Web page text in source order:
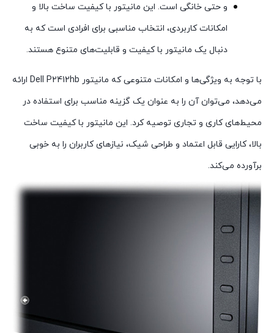
و حتی خانگی است. این مانیتور با کیفیت ساخت بالا و
امکانات کاربردی، انتخاب مناسبی برای افرادی است که به
دنبال یک مانیتور با کیفیت و قابلیت‌های متنوع هستند.
با توجه به ویژگی‌ها و امکانات متنوعی که مانیتور Dell P2412hb ارائه
می‌دهد، می‌توان آن را به عنوان یک گزینه مناسب برای استفاده در
محیط‌های کاری و تجاری توصیه کرد. این مانیتور با کیفیت ساخت
بالا، کارایی قابل اعتماد و طراحی شیک، نیازهای کاربران را به خوبی
برآورده می‌کند.